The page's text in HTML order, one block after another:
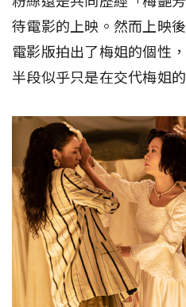
待電影的上映。然而上映
電影版拍出了梅姐的個性
半段似乎只是在交代梅姐的